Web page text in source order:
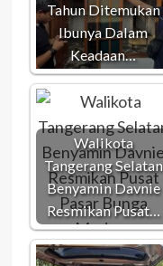
Tahun Ditemukan
Ibunya Dalam
Keadaan…
Walikota
Tangerang Selatan
Benyamin Davnie
Resmikan Pusat…